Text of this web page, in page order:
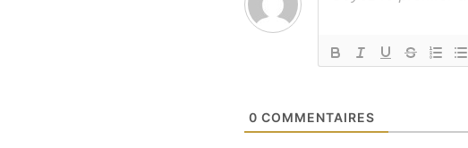
0 COMMENTAIRES